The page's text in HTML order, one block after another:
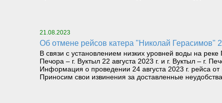
21.08.2023
Об отмене рейсов катера "Николай Герасимов"
В связи с установлением низких уровней воды на
Печора – г. Вуктыл 22 августа 2023 г. и г. Вуктыл – г.
Информация о проведении 24 августа 2023 г. рейса
Приносим свои извинения за доставленные